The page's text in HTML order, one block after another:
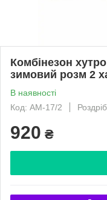
Комбінезон
зимовий розм 2
В наявності
Код: АМ-17/2
Роздріб
920 ₴